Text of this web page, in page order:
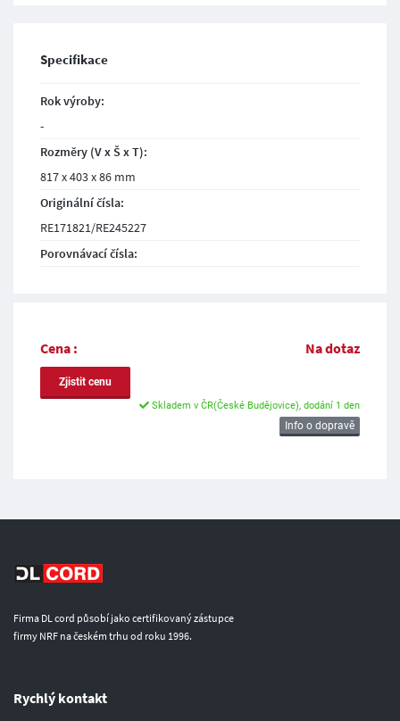
Specifikace
Rok výroby:
-
Rozměry (V x Š x T):
817 x 403 x 86 mm
Originální čísla:
RE171821/RE245227
Porovnávací čísla:
Cena : Na dotaz
Zjistit cenu
Skladem v ČR(České Budějovice), dodání 1 den
Info o dopravě
Firma DL cord působí jako certifikovaný zástupce
firmy NRF na českém trhu od roku 1996.
Rychlý kontakt